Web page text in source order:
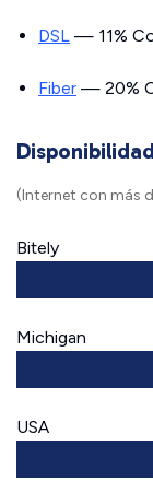
DSL — 11%
Fiber — 20%
(Internet con más
Bitely
Michigan
USA